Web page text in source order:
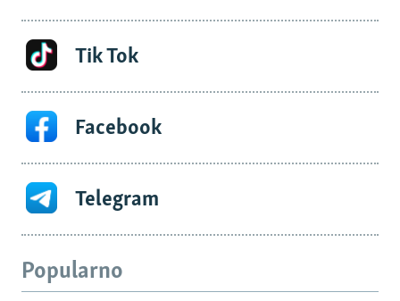
Tik Tok
Facebook
Telegram
Popularno